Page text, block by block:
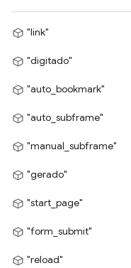
"link"
"digitado"
"auto_bookmark"
"auto_subframe"
"manual_subframe"
"gerado"
"start_page"
"form_submit"
"reload"